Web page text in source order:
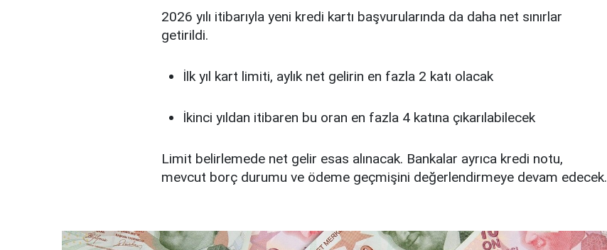
2026 yılı itibarıyla yeni kredi kartı başvurularında da daha net sınırlar
getirildi.
İlk yıl kart limiti, aylık net gelirin en fazla 2 katı olacak
İkinci yıldan itibaren bu oran en fazla 4 katına çıkarılabilecek
Limit belirlemede net gelir esas alınacak. Bankalar ayrıca kredi notu,
mevcut borç durumu ve ödeme geçmişini değerlendirmeye devam edecek.